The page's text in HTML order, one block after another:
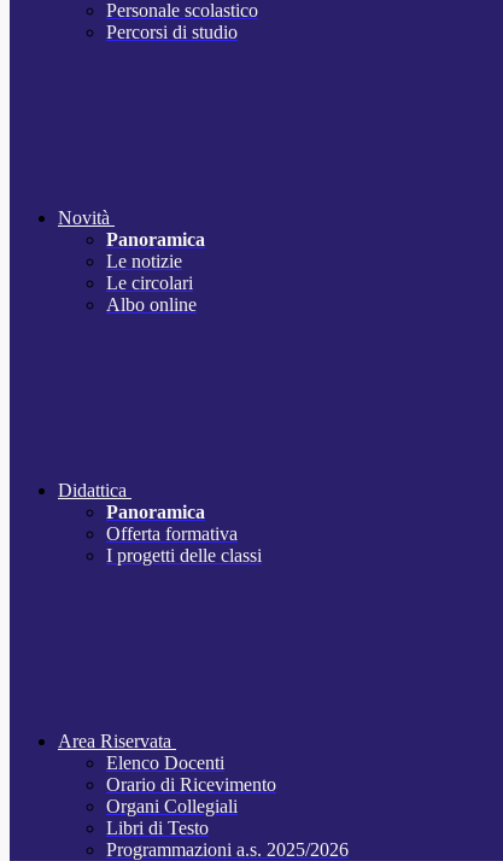
Personale scolastico
Percorsi di studio
Novità
Panoramica
Le notizie
Le circolari
Albo online
Didattica
Panoramica
Offerta formativa
I progetti delle classi
Area Riservata
Elenco Docenti
Orario di Ricevimento
Organi Collegiali
Libri di Testo
Programmazioni a.s. 2025/2026